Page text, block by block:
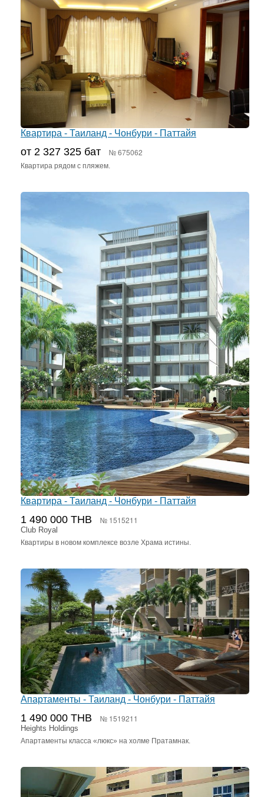
Квартира - Таиланд - Чонбури - Паттайя
от 2 327 325 бат № 675062
Квартира рядом с пляжем.
Квартира - Таиланд - Чонбури - Паттайя
1 490 000 THB № 1515211
Club Royal
Квартиры в новом комплексе возле Храма истины.
Апартаменты - Таиланд - Чонбури - Паттайя
1 490 000 THB № 1519211
Heights Holdings
Апартаменты класса «люкс» на холме Пратамнак.